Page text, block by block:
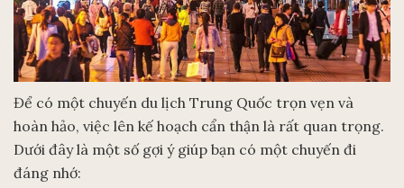
Để có một chuyến du lịch Trung Quốc trọn vẹn và
hoàn hảo, việc lên kế hoạch cẩn thận là rất quan trọng.
Dưới đây là một số gợi ý giúp bạn có một chuyến đi
đáng nhớ: